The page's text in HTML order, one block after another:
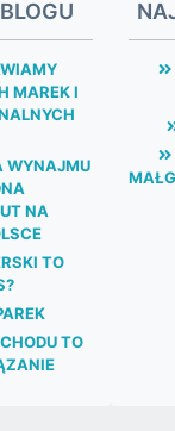
MAREK I
WYNAJMU
NA
TO
TO